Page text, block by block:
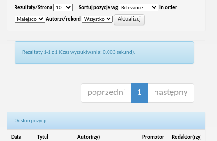
Rezultaty/Strona Sortuj pozycje wg In order
Autorzy/rekord
Rezultaty 1-1 z 1 (Czas wyszukiwania: 0.003 sekund).
poprzedni 1 następny
Odsłon pozycji:
Data
Tytuł Autor(rzy) Promotor Redaktor(rzy)